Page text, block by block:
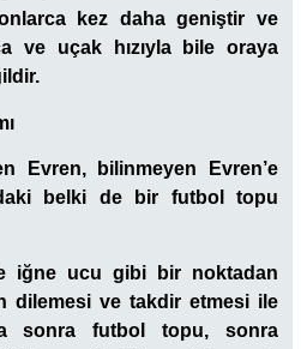
kez daha geniştir ve
ve uçak hızıyla bile oraya
Evren, bilinmeyen Evren’e
belki de bir futbol topu
iğne ucu gibi bir noktadan
dilemesi ve takdir etmesi ile
sonra futbol topu, sonra